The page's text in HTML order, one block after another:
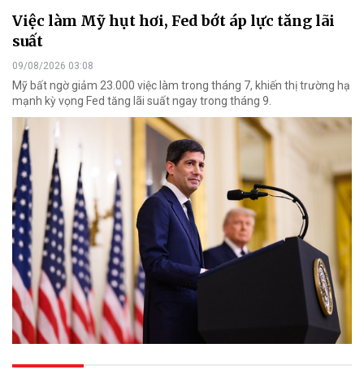
Việc làm Mỹ hụt hơi, Fed bớt áp lực tăng lãi
suất
09/08/2026 03:08
Mỹ bất ngờ giảm 23.000 việc làm trong tháng 7, khiến thị trường hạ
mạnh kỳ vọng Fed tăng lãi suất ngay trong tháng 9.